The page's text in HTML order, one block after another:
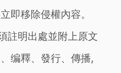
即移除侵權內容。
註明出處並附上原文
编釋、發行、傳播,